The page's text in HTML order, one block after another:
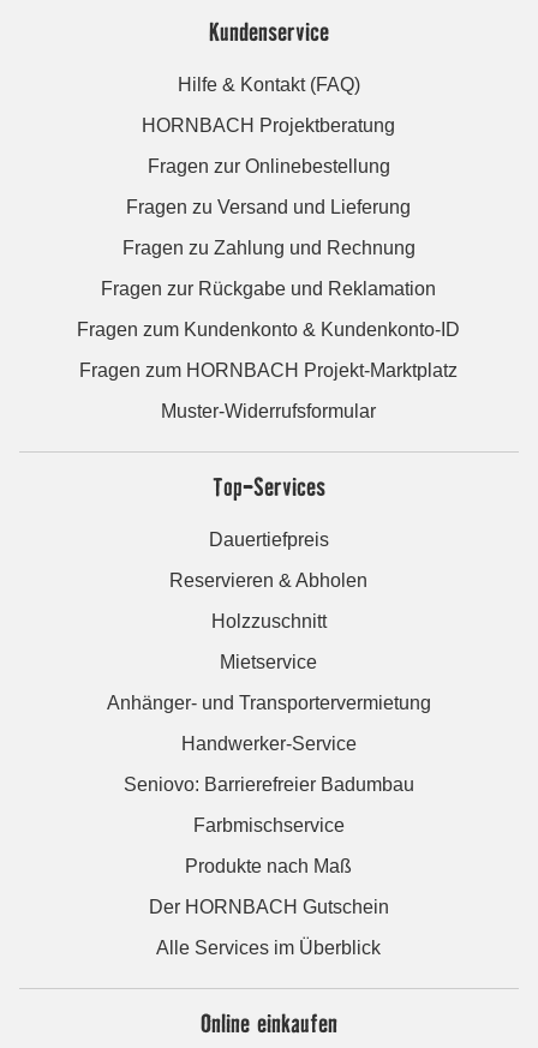
Kundenservice
Hilfe & Kontakt (FAQ)
HORNBACH Projektberatung
Fragen zur Onlinebestellung
Fragen zu Versand und Lieferung
Fragen zu Zahlung und Rechnung
Fragen zur Rückgabe und Reklamation
Fragen zum Kundenkonto & Kundenkonto-ID
Fragen zum HORNBACH Projekt-Marktplatz
Muster-Widerrufsformular
Top-Services
Dauertiefpreis
Reservieren & Abholen
Holzzuschnitt
Mietservice
Anhänger- und Transportervermietung
Handwerker-Service
Seniovo: Barrierefreier Badumbau
Farbmischservice
Produkte nach Maß
Der HORNBACH Gutschein
Alle Services im Überblick
Online einkaufen